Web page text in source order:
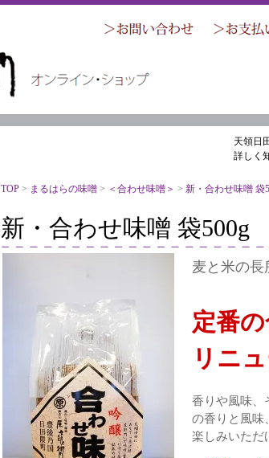
天領日
詳しく
TOP > まるはらの味噌 > ＜合わせ味噌＞ > 新・合わせ味噌 袋
新・合わせ味噌 袋500g
麦と米の長
定番
リニ
香りや風味、
の香りと風味
楽しみいた